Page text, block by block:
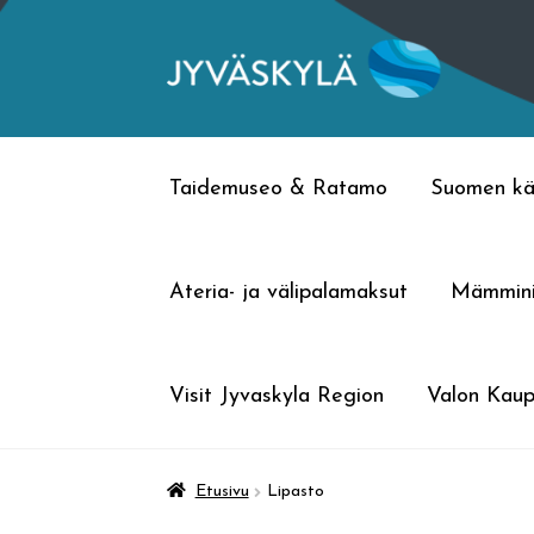
Siirry
Siirry
Taidemuseo & Ratamo Suomen
Ateria- ja välipalamaksut
Visit Jyvaskyla Region Valon
Etusivu Lipasto